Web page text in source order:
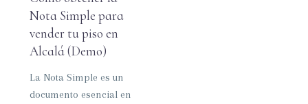
(Demo)
Nota Simple para
vender tu piso en
Alcalá (Demo)
La Nota Simple es un
documento esencial en